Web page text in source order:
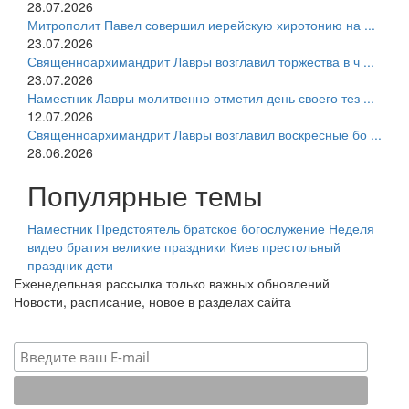
28.07.2026
Митрополит Павел совершил иерейскую хиротонию на ...
23.07.2026
Священноархимандрит Лавры возглавил торжества в ч ...
23.07.2026
Наместник Лавры молитвенно отметил день своего тез ...
12.07.2026
Священноархимандрит Лавры возглавил воскресные бо ...
28.06.2026
Популярные темы
Наместник Предстоятель братское богослужение Неделя
видео братия великие праздники Киев престольный
праздник дети
Еженедельная рассылка только важных обновлений
Новости, расписание, новое в разделах сайта